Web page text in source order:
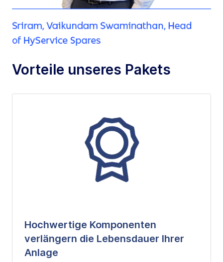
Vorteile unseres Pakets
Hochwertige Komponenten
verlängern die Lebensdauer Ihrer
Anlage